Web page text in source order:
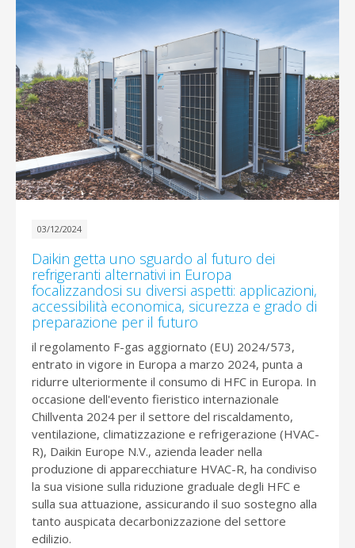
03/12/2024
Daikin getta uno sguardo al futuro dei
refrigeranti alternativi in Europa
focalizzandosi su diversi aspetti: applicazioni,
accessibilità economica, sicurezza e grado di
preparazione per il futuro
il regolamento F-gas aggiornato (EU) 2024/573,
entrato in vigore in Europa a marzo 2024, punta a
ridurre ulteriormente il consumo di HFC in Europa. In
occasione dell'evento fieristico internazionale
Chillventa 2024 per il settore del riscaldamento,
ventilazione, climatizzazione e refrigerazione (HVAC-
R), Daikin Europe N.V., azienda leader nella
produzione di apparecchiature HVAC-R, ha condiviso
la sua visione sulla riduzione graduale degli HFC e
sulla sua attuazione, assicurando il suo sostegno alla
tanto auspicata decarbonizzazione del settore
edilizio.